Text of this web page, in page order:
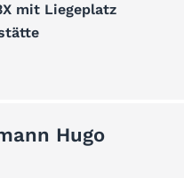
mit Liegeplatz
Hugo